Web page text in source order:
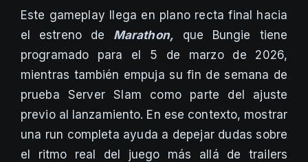
Este gameplay llega en plano recta final hacia
el estreno de Marathon, que Bungie tiene
programado para el 5 de marzo de 2026,
mientras también empuja su fin de semana de
prueba Server Slam como parte del ajuste
previo al lanzamiento. En ese contexto, mostrar
una run completa ayuda a depejar dudas sobre
el ritmo real del juego más allá de trailers